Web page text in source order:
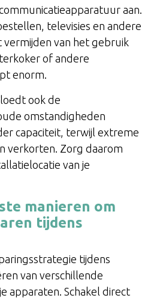
aan.
televisies en andere
vermijden van het gebruik
of andere
enorm.
ook de
omstandigheden
capaciteit, terwijl extreme
verkorten. Zorg daarom
van je
manieren om
tijdens
tijdens
van verschillende
apparaten. Schakel direct